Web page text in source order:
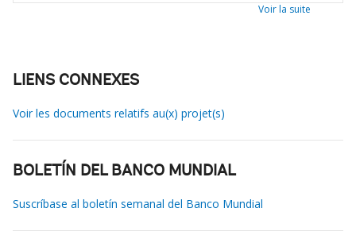
Voir la suite
LIENS CONNEXES
Voir les documents relatifs au(x) projet(s)
BOLETÍN DEL BANCO MUNDIAL
Suscríbase al boletín semanal del Banco Mundial